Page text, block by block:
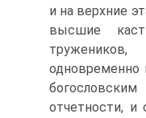
и на верхние
высшие
одновременно
отчетности, и